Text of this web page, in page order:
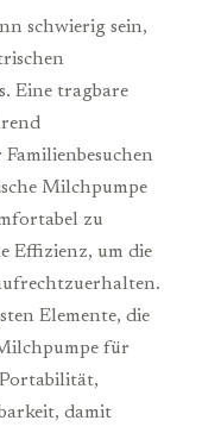
schwierig sein,
Eine tragbare
Milchpumpe
zu
Effizienz, um die
Elemente, die
für
damit